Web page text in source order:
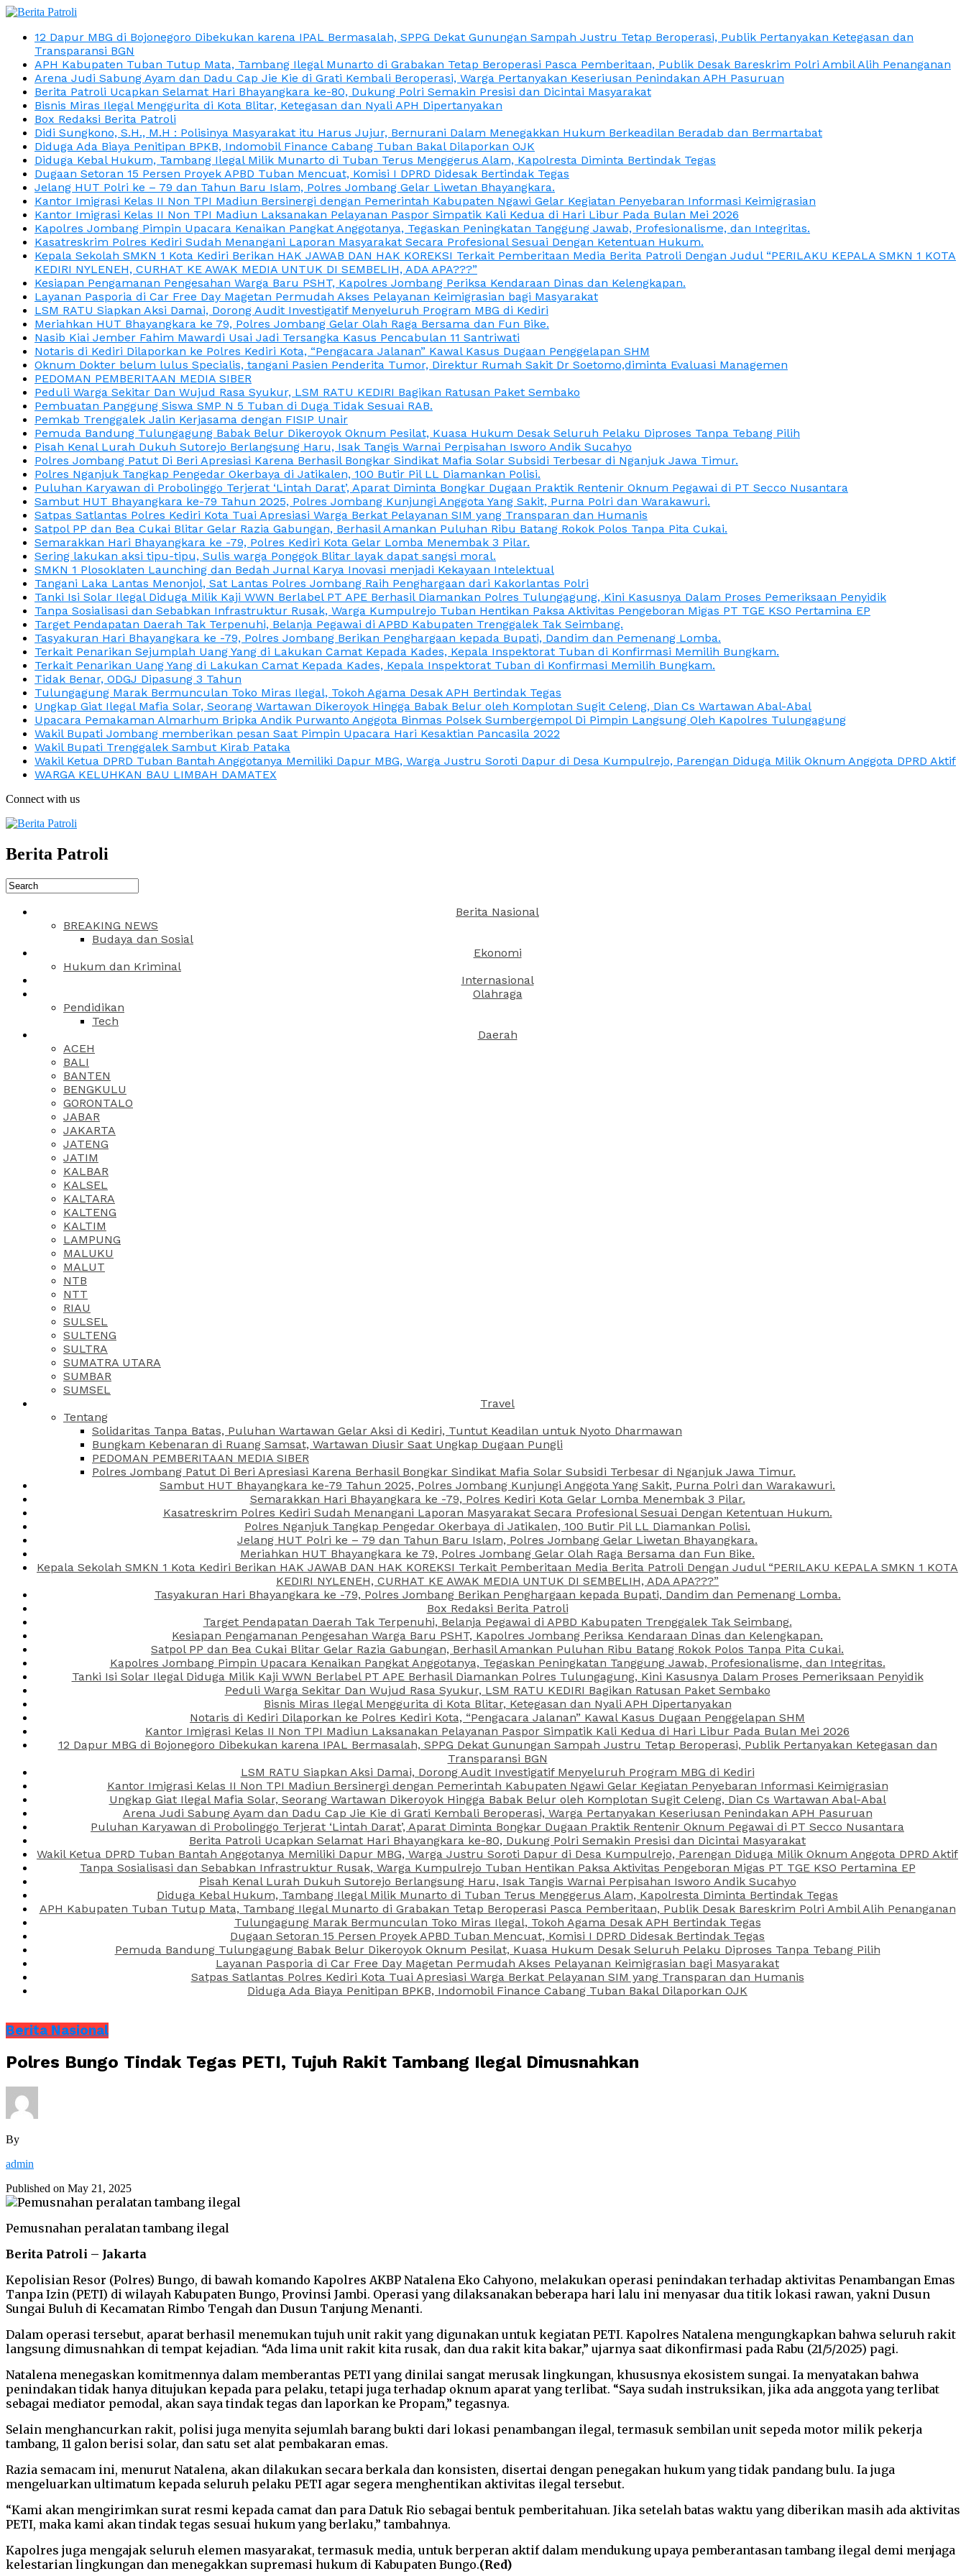
12 Dapur MBG di Bojonegoro Dibekukan karena IPAL Bermasalah, SPPG Dekat Gunungan Sampah Justru Tetap Beroperasi, Publik Pertanyakan Ketegasan dan
Transparansi BGN
APH Kabupaten Tuban Tutup Mata, Tambang Ilegal Munarto di Grabakan Tetap Beroperasi Pasca Pemberitaan, Publik Desak Bareskrim Polri Ambil Alih Penanganan
Arena Judi Sabung Ayam dan Dadu Cap Jie Kie di Grati Kembali Beroperasi, Warga Pertanyakan Keseriusan Penindakan APH Pasuruan
Berita Patroli Ucapkan Selamat Hari Bhayangkara ke-80, Dukung Polri Semakin Presisi dan Dicintai Masyarakat
Bisnis Miras Ilegal Menggurita di Kota Blitar, Ketegasan dan Nyali APH Dipertanyakan
Box Redaksi Berita Patroli
Didi Sungkono, S.H., M.H : Polisinya Masyarakat itu Harus Jujur, Bernurani Dalam Menegakkan Hukum Berkeadilan Beradab dan Bermartabat
Diduga Ada Biaya Penitipan BPKB, Indomobil Finance Cabang Tuban Bakal Dilaporkan OJK
Diduga Kebal Hukum, Tambang Ilegal Milik Munarto di Tuban Terus Menggerus Alam, Kapolresta Diminta Bertindak Tegas
Dugaan Setoran 15 Persen Proyek APBD Tuban Mencuat, Komisi I DPRD Didesak Bertindak Tegas
Jelang HUT Polri ke – 79 dan Tahun Baru Islam, Polres Jombang Gelar Liwetan Bhayangkara.
Kantor Imigrasi Kelas II Non TPI Madiun Bersinergi dengan Pemerintah Kabupaten Ngawi Gelar Kegiatan Penyebaran Informasi Keimigrasian
Kantor Imigrasi Kelas II Non TPI Madiun Laksanakan Pelayanan Paspor Simpatik Kali Kedua di Hari Libur Pada Bulan Mei 2026
Kapolres Jombang Pimpin Upacara Kenaikan Pangkat Anggotanya, Tegaskan Peningkatan Tanggung Jawab, Profesionalisme, dan Integritas.
Kasatreskrim Polres Kediri Sudah Menangani Laporan Masyarakat Secara Profesional Sesuai Dengan Ketentuan Hukum.
Kepala Sekolah SMKN 1 Kota Kediri Berikan HAK JAWAB DAN HAK KOREKSI Terkait Pemberitaan Media Berita Patroli Dengan Judul “PERILAKU KEPALA SMKN 1 KOTA
KEDIRI NYLENEH, CURHAT KE AWAK MEDIA UNTUK DI SEMBELIH, ADA APA???”
Kesiapan Pengamanan Pengesahan Warga Baru PSHT, Kapolres Jombang Periksa Kendaraan Dinas dan Kelengkapan.
Layanan Pasporia di Car Free Day Magetan Permudah Akses Pelayanan Keimigrasian bagi Masyarakat
LSM RATU Siapkan Aksi Damai, Dorong Audit Investigatif Menyeluruh Program MBG di Kediri
Meriahkan HUT Bhayangkara ke 79, Polres Jombang Gelar Olah Raga Bersama dan Fun Bike.
Nasib Kiai Jember Fahim Mawardi Usai Jadi Tersangka Kasus Pencabulan 11 Santriwati
Notaris di Kediri Dilaporkan ke Polres Kediri Kota, “Pengacara Jalanan” Kawal Kasus Dugaan Penggelapan SHM
Oknum Dokter belum lulus Specialis, tangani Pasien Penderita Tumor, Direktur Rumah Sakit Dr Soetomo,diminta Evaluasi Managemen
PEDOMAN PEMBERITAAN MEDIA SIBER
Peduli Warga Sekitar Dan Wujud Rasa Syukur, LSM RATU KEDIRI Bagikan Ratusan Paket Sembako
Pembuatan Panggung Siswa SMP N 5 Tuban di Duga Tidak Sesuai RAB.
Pemkab Trenggalek Jalin Kerjasama dengan FISIP Unair
Pemuda Bandung Tulungagung Babak Belur Dikeroyok Oknum Pesilat, Kuasa Hukum Desak Seluruh Pelaku Diproses Tanpa Tebang Pilih
Pisah Kenal Lurah Dukuh Sutorejo Berlangsung Haru, Isak Tangis Warnai Perpisahan Isworo Andik Sucahyo
Polres Jombang Patut Di Beri Apresiasi Karena Berhasil Bongkar Sindikat Mafia Solar Subsidi Terbesar di Nganjuk Jawa Timur.
Polres Nganjuk Tangkap Pengedar Okerbaya di Jatikalen, 100 Butir Pil LL Diamankan Polisi.
Puluhan Karyawan di Probolinggo Terjerat ‘Lintah Darat’, Aparat Diminta Bongkar Dugaan Praktik Rentenir Oknum Pegawai di PT Secco Nusantara
Sambut HUT Bhayangkara ke-79 Tahun 2025, Polres Jombang Kunjungi Anggota Yang Sakit, Purna Polri dan Warakawuri.
Satpas Satlantas Polres Kediri Kota Tuai Apresiasi Warga Berkat Pelayanan SIM yang Transparan dan Humanis
Satpol PP dan Bea Cukai Blitar Gelar Razia Gabungan, Berhasil Amankan Puluhan Ribu Batang Rokok Polos Tanpa Pita Cukai.
Semarakkan Hari Bhayangkara ke -79, Polres Kediri Kota Gelar Lomba Menembak 3 Pilar.
Sering lakukan aksi tipu-tipu, Sulis warga Ponggok Blitar layak dapat sangsi moral.
SMKN 1 Plosoklaten Launching dan Bedah Jurnal Karya Inovasi menjadi Kekayaan Intelektual
Tangani Laka Lantas Menonjol, Sat Lantas Polres Jombang Raih Penghargaan dari Kakorlantas Polri
Tanki Isi Solar Ilegal Diduga Milik Kaji WWN Berlabel PT APE Berhasil Diamankan Polres Tulungagung, Kini Kasusnya Dalam Proses Pemeriksaan Penyidik
Tanpa Sosialisasi dan Sebabkan Infrastruktur Rusak, Warga Kumpulrejo Tuban Hentikan Paksa Aktivitas Pengeboran Migas PT TGE KSO Pertamina EP
Target Pendapatan Daerah Tak Terpenuhi, Belanja Pegawai di APBD Kabupaten Trenggalek Tak Seimbang.
Tasyakuran Hari Bhayangkara ke -79, Polres Jombang Berikan Penghargaan kepada Bupati, Dandim dan Pemenang Lomba.
Terkait Penarikan Sejumplah Uang Yang di Lakukan Camat Kepada Kades, Kepala Inspektorat Tuban di Konfirmasi Memilih Bungkam.
Terkait Penarikan Uang Yang di Lakukan Camat Kepada Kades, Kepala Inspektorat Tuban di Konfirmasi Memilih Bungkam.
Tidak Benar, ODGJ Dipasung 3 Tahun
Tulungagung Marak Bermunculan Toko Miras Ilegal, Tokoh Agama Desak APH Bertindak Tegas
Ungkap Giat Ilegal Mafia Solar, Seorang Wartawan Dikeroyok Hingga Babak Belur oleh Komplotan Sugit Celeng, Dian Cs Wartawan Abal-Abal
Upacara Pemakaman Almarhum Bripka Andik Purwanto Anggota Binmas Polsek Sumbergempol Di Pimpin Langsung Oleh Kapolres Tulungagung
Wakil Bupati Jombang memberikan pesan Saat Pimpin Upacara Hari Kesaktian Pancasila 2022
Wakil Bupati Trenggalek Sambut Kirab Pataka
Wakil Ketua DPRD Tuban Bantah Anggotanya Memiliki Dapur MBG, Warga Justru Soroti Dapur di Desa Kumpulrejo, Parengan Diduga Milik Oknum Anggota DPRD Aktif
WARGA KELUHKAN BAU LIMBAH DAMATEX
Connect with us
Berita Patroli
Berita Nasional
BREAKING NEWS
Budaya dan Sosial
Ekonomi
Hukum dan Kriminal
Internasional
Olahraga
Pendidikan
Tech
Daerah
ACEH
BALI
BANTEN
BENGKULU
GORONTALO
JABAR
JAKARTA
JATENG
JATIM
KALBAR
KALSEL
KALTARA
KALTENG
KALTIM
LAMPUNG
MALUKU
MALUT
NTB
NTT
RIAU
SULSEL
SULTENG
SULTRA
SUMATRA UTARA
SUMBAR
SUMSEL
Travel
Tentang
Solidaritas Tanpa Batas, Puluhan Wartawan Gelar Aksi di Kediri, Tuntut Keadilan untuk Nyoto Dharmawan
Bungkam Kebenaran di Ruang Samsat, Wartawan Diusir Saat Ungkap Dugaan Pungli
PEDOMAN PEMBERITAAN MEDIA SIBER
Polres Jombang Patut Di Beri Apresiasi Karena Berhasil Bongkar Sindikat Mafia Solar Subsidi Terbesar di Nganjuk Jawa Timur.
Sambut HUT Bhayangkara ke-79 Tahun 2025, Polres Jombang Kunjungi Anggota Yang Sakit, Purna Polri dan Warakawuri.
Semarakkan Hari Bhayangkara ke -79, Polres Kediri Kota Gelar Lomba Menembak 3 Pilar.
Kasatreskrim Polres Kediri Sudah Menangani Laporan Masyarakat Secara Profesional Sesuai Dengan Ketentuan Hukum.
Polres Nganjuk Tangkap Pengedar Okerbaya di Jatikalen, 100 Butir Pil LL Diamankan Polisi.
Jelang HUT Polri ke – 79 dan Tahun Baru Islam, Polres Jombang Gelar Liwetan Bhayangkara.
Meriahkan HUT Bhayangkara ke 79, Polres Jombang Gelar Olah Raga Bersama dan Fun Bike.
Kepala Sekolah SMKN 1 Kota Kediri Berikan HAK JAWAB DAN HAK KOREKSI Terkait Pemberitaan Media Berita Patroli Dengan Judul “PERILAKU KEPALA SMKN 1 KOTA
KEDIRI NYLENEH, CURHAT KE AWAK MEDIA UNTUK DI SEMBELIH, ADA APA???”
Tasyakuran Hari Bhayangkara ke -79, Polres Jombang Berikan Penghargaan kepada Bupati, Dandim dan Pemenang Lomba.
Box Redaksi Berita Patroli
Target Pendapatan Daerah Tak Terpenuhi, Belanja Pegawai di APBD Kabupaten Trenggalek Tak Seimbang.
Kesiapan Pengamanan Pengesahan Warga Baru PSHT, Kapolres Jombang Periksa Kendaraan Dinas dan Kelengkapan.
Satpol PP dan Bea Cukai Blitar Gelar Razia Gabungan, Berhasil Amankan Puluhan Ribu Batang Rokok Polos Tanpa Pita Cukai.
Kapolres Jombang Pimpin Upacara Kenaikan Pangkat Anggotanya, Tegaskan Peningkatan Tanggung Jawab, Profesionalisme, dan Integritas.
Tanki Isi Solar Ilegal Diduga Milik Kaji WWN Berlabel PT APE Berhasil Diamankan Polres Tulungagung, Kini Kasusnya Dalam Proses Pemeriksaan Penyidik
Peduli Warga Sekitar Dan Wujud Rasa Syukur, LSM RATU KEDIRI Bagikan Ratusan Paket Sembako
Bisnis Miras Ilegal Menggurita di Kota Blitar, Ketegasan dan Nyali APH Dipertanyakan
Notaris di Kediri Dilaporkan ke Polres Kediri Kota, “Pengacara Jalanan” Kawal Kasus Dugaan Penggelapan SHM
Kantor Imigrasi Kelas II Non TPI Madiun Laksanakan Pelayanan Paspor Simpatik Kali Kedua di Hari Libur Pada Bulan Mei 2026
12 Dapur MBG di Bojonegoro Dibekukan karena IPAL Bermasalah, SPPG Dekat Gunungan Sampah Justru Tetap Beroperasi, Publik Pertanyakan Ketegasan dan
Transparansi BGN
LSM RATU Siapkan Aksi Damai, Dorong Audit Investigatif Menyeluruh Program MBG di Kediri
Kantor Imigrasi Kelas II Non TPI Madiun Bersinergi dengan Pemerintah Kabupaten Ngawi Gelar Kegiatan Penyebaran Informasi Keimigrasian
Ungkap Giat Ilegal Mafia Solar, Seorang Wartawan Dikeroyok Hingga Babak Belur oleh Komplotan Sugit Celeng, Dian Cs Wartawan Abal-Abal
Arena Judi Sabung Ayam dan Dadu Cap Jie Kie di Grati Kembali Beroperasi, Warga Pertanyakan Keseriusan Penindakan APH Pasuruan
Puluhan Karyawan di Probolinggo Terjerat ‘Lintah Darat’, Aparat Diminta Bongkar Dugaan Praktik Rentenir Oknum Pegawai di PT Secco Nusantara
Berita Patroli Ucapkan Selamat Hari Bhayangkara ke-80, Dukung Polri Semakin Presisi dan Dicintai Masyarakat
Wakil Ketua DPRD Tuban Bantah Anggotanya Memiliki Dapur MBG, Warga Justru Soroti Dapur di Desa Kumpulrejo, Parengan Diduga Milik Oknum Anggota DPRD Aktif
Tanpa Sosialisasi dan Sebabkan Infrastruktur Rusak, Warga Kumpulrejo Tuban Hentikan Paksa Aktivitas Pengeboran Migas PT TGE KSO Pertamina EP
Pisah Kenal Lurah Dukuh Sutorejo Berlangsung Haru, Isak Tangis Warnai Perpisahan Isworo Andik Sucahyo
Diduga Kebal Hukum, Tambang Ilegal Milik Munarto di Tuban Terus Menggerus Alam, Kapolresta Diminta Bertindak Tegas
APH Kabupaten Tuban Tutup Mata, Tambang Ilegal Munarto di Grabakan Tetap Beroperasi Pasca Pemberitaan, Publik Desak Bareskrim Polri Ambil Alih Penanganan
Tulungagung Marak Bermunculan Toko Miras Ilegal, Tokoh Agama Desak APH Bertindak Tegas
Dugaan Setoran 15 Persen Proyek APBD Tuban Mencuat, Komisi I DPRD Didesak Bertindak Tegas
Pemuda Bandung Tulungagung Babak Belur Dikeroyok Oknum Pesilat, Kuasa Hukum Desak Seluruh Pelaku Diproses Tanpa Tebang Pilih
Layanan Pasporia di Car Free Day Magetan Permudah Akses Pelayanan Keimigrasian bagi Masyarakat
Satpas Satlantas Polres Kediri Kota Tuai Apresiasi Warga Berkat Pelayanan SIM yang Transparan dan Humanis
Diduga Ada Biaya Penitipan BPKB, Indomobil Finance Cabang Tuban Bakal Dilaporkan OJK
Berita Nasional
Polres Bungo Tindak Tegas PETI, Tujuh Rakit Tambang Ilegal Dimusnahkan
By
admin
Published on May 21, 2025
Pemusnahan peralatan tambang ilegal
Berita Patroli – Jakarta
Kepolisian Resor (Polres) Bungo, di bawah komando Kapolres AKBP Natalena Eko Cahyono, melakukan operasi penindakan terhadap aktivitas Penambangan Emas
Tanpa Izin (PETI) di wilayah Kabupaten Bungo, Provinsi Jambi. Operasi yang dilaksanakan beberapa hari lalu ini menyasar dua titik lokasi rawan, yakni Dusun
Sungai Buluh di Kecamatan Rimbo Tengah dan Dusun Tanjung Menanti.
Dalam operasi tersebut, aparat berhasil menemukan tujuh unit rakit yang digunakan untuk kegiatan PETI. Kapolres Natalena mengungkapkan bahwa seluruh rakit
langsung dimusnahkan di tempat kejadian. “Ada lima unit rakit kita rusak, dan dua rakit kita bakar,” ujarnya saat dikonfirmasi pada Rabu (21/5/2025) pagi.
Natalena menegaskan komitmennya dalam memberantas PETI yang dinilai sangat merusak lingkungan, khususnya ekosistem sungai. Ia menyatakan bahwa
penindakan tidak hanya ditujukan kepada para pelaku, tetapi juga terhadap oknum aparat yang terlibat. “Saya sudah instruksikan, jika ada anggota yang terlibat
sebagai mediator pemodal, akan saya tindak tegas dan laporkan ke Propam,” tegasnya.
Selain menghancurkan rakit, polisi juga menyita sejumlah barang bukti dari lokasi penambangan ilegal, termasuk sembilan unit sepeda motor milik pekerja
tambang, 11 galon berisi solar, dan satu set alat pembakaran emas.
Razia semacam ini, menurut Natalena, akan dilakukan secara berkala dan konsisten, disertai dengan penegakan hukum yang tidak pandang bulu. Ia juga
mengeluarkan ultimatum kepada seluruh pelaku PETI agar segera menghentikan aktivitas ilegal tersebut.
“Kami akan mengirimkan surat resmi kepada camat dan para Datuk Rio sebagai bentuk pemberitahuan. Jika setelah batas waktu yang diberikan masih ada aktivitas
PETI, maka kami akan tindak tegas sesuai hukum yang berlaku,” tambahnya.
Kapolres juga mengajak seluruh elemen masyarakat, termasuk media, untuk berperan aktif dalam mendukung upaya pemberantasan tambang ilegal demi menjaga
kelestarian lingkungan dan menegakkan supremasi hukum di Kabupaten Bungo.(Red)